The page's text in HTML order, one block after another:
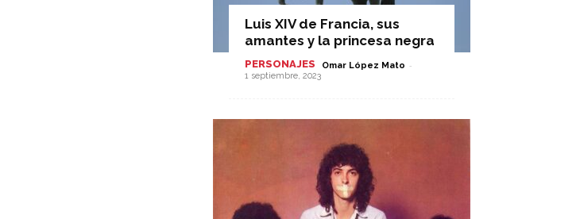
Luis XIV de Francia, sus
amantes y la princesa negra
PERSONAJES Omar López Mato -
1 septiembre, 2023